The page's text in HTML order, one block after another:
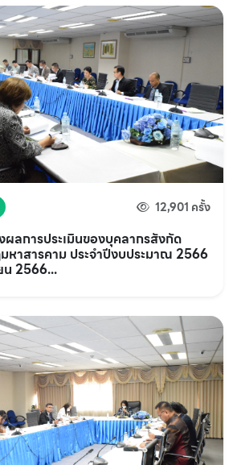
12,901 ครั้ง
ผลการประเมินของบุคลากรสังกัด
หาสารคาม ประจำปีงบประมาณ 2566
น 2566...